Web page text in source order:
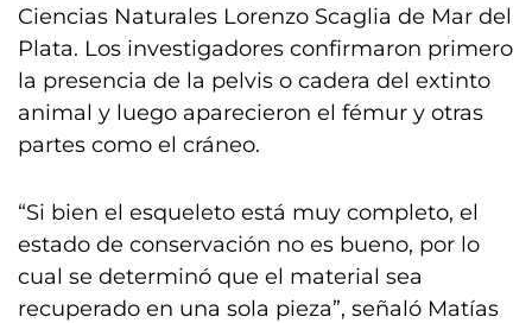
Ciencias Naturales Lorenzo Scaglia de Mar del
Plata. Los investigadores confirmaron primero
la presencia de la pelvis o cadera del extinto
animal y luego aparecieron el fémur y otras
partes como el cráneo.
“Si bien el esqueleto está muy completo, el
estado de conservación no es bueno, por lo
cual se determinó que el material sea
recuperado en una sola pieza”, señaló Matías